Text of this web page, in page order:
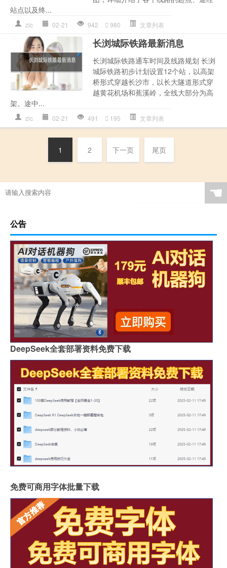
站点以及终...
zlc 02-21 942 980 文章列表
长浏城际铁路最新消息
长浏城际铁路通车时间及线路规划 长浏
城际铁路初步计划设置12个站，以高架
桥形式穿越长沙市，以长大隧道形式穿
越黄花机场和蕉溪岭，全线大部分为高
架。途中...
zlc 02-21 491 195 文章列表
1 2 下一页 尾页
☚
公告
DeepSeek全套部署资料免费下载
免费可商用字体批量下载